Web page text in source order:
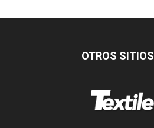
OTROS SITIOS